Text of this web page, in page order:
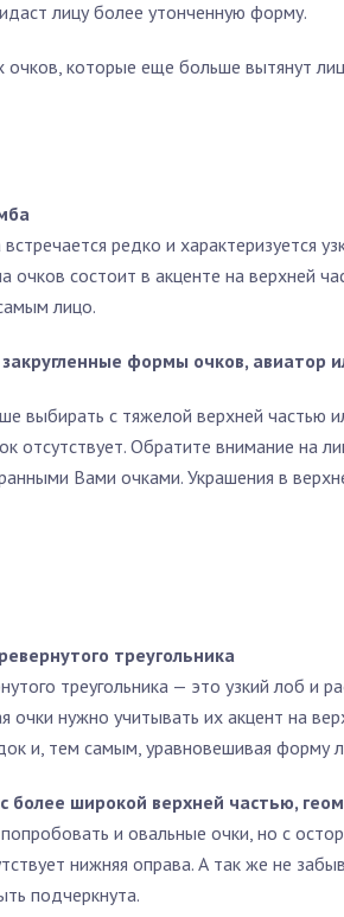
лицу более утонченную форму.
очков, которые еще больше вытянут
редко и характеризуется
состоит в акценте на верхней
лицо.
закругленные формы очков, авиатор
выбирать с тяжелой верхней частью
отсутствует. Обратите внимание на
Вами очками. Украшения в
треугольника
треугольника — это узкий лоб и
нужно учитывать их акцент на
и, тем самым, уравновешивая форму
более широкой верхней частью,
и овальные очки, но с
нижняя оправа. А так же не
подчеркнута.